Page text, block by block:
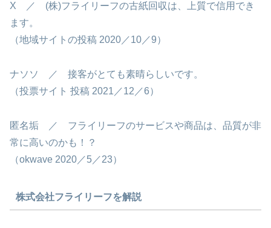
X ／ (株)フライリーフの古紙回収は、上質で信用でき
ます。
（地域サイトの投稿 2020／10／9）
ナソソ ／ 接客がとても素晴らしいです。
（投票サイト 投稿 2021／12／6）
匿名垢 ／ フライリーフのサービスや商品は、品質が非
常に高いのかも！？
（okwave 2020／5／23）
株式会社フライリーフを解説